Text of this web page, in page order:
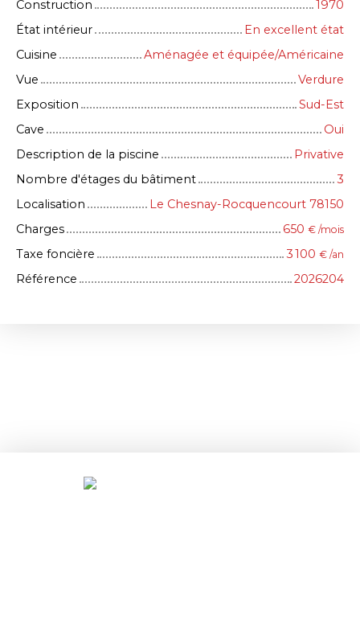
Construction
1970
État intérieur
En excellent état
Cuisine
Aménagée et équipée/Américaine
Vue
Verdure
Exposition
Sud-Est
Cave
Oui
Description de la piscine
Privative
Nombre d'étages du bâtiment
3
Localisation
Le Chesnay-Rocquencourt 78150
Charges
650 € /mois
Taxe foncière 3 100 € /an
Référence 2026204